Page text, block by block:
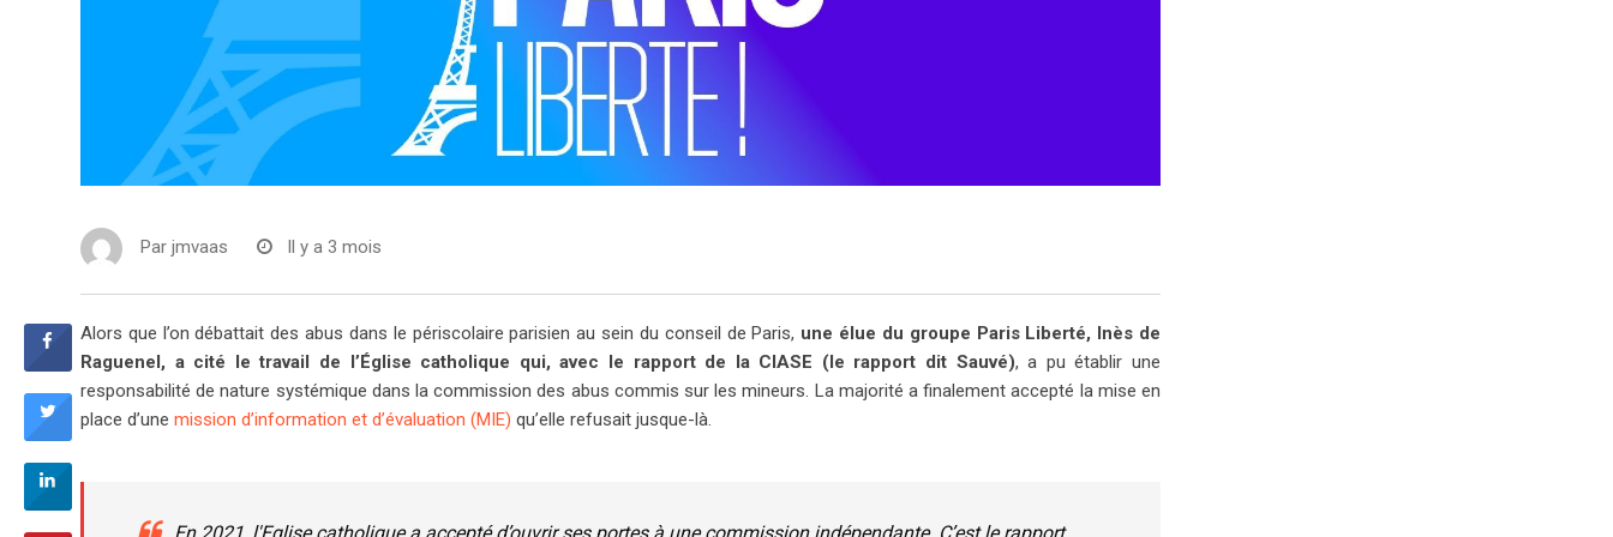
Par jmvaas Il y a 3 mois
Alors que l’on débattait des abus dans le périscolaire parisien au sein du conseil de Paris, une élue du groupe Paris Liberté, Inès de
Raguenel, a cité le travail de l’Église catholique qui, avec le rapport de la CIASE (le rapport dit Sauvé), a pu établir une
responsabilité de nature systémique dans la commission des abus commis sur les mineurs. La majorité a finalement accepté la mise en
place d’une mission d’information et d’évaluation (MIE) qu’elle refusait jusque-là.